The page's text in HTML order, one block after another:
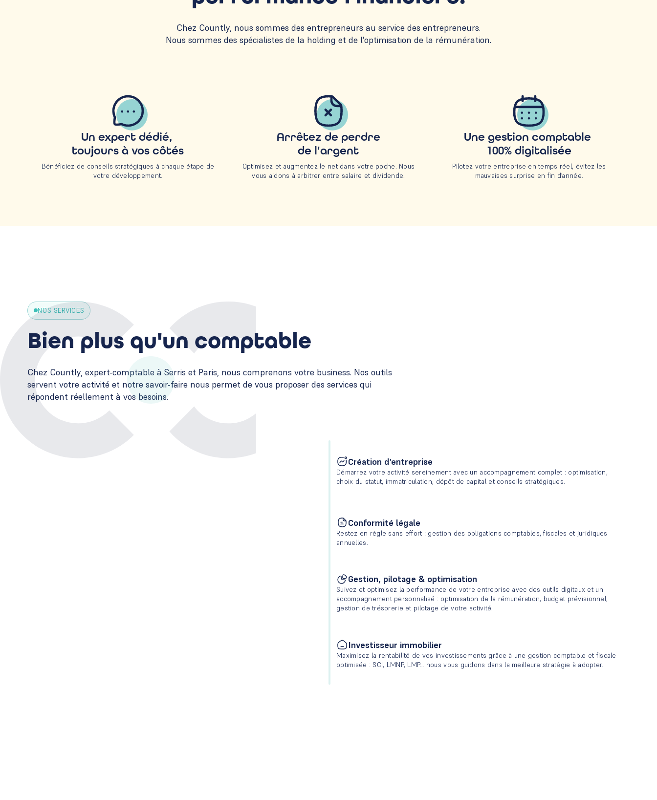
Chez Countly, nous sommes des entrepreneurs au service des entrepreneurs.
Nous sommes des spécialistes de la holding et de l'optimisation de la rémunération.
Un expert dédié,
toujours à vos côtés
Bénéficiez de conseils stratégiques à chaque étape de
votre développement.
Arrêtez de perdre
de l'argent
Optimisez et augmentez le net dans votre poche. Nous
vous aidons à arbitrer entre salaire et dividende.
Une gestion comptable
100% digitalisée
Pilotez votre entreprise en temps réel, évitez les
mauvaises surprise en fin d’année.
NOS SERVICES
Bien plus qu'un comptable
Chez Countly, expert-comptable à Serris et Paris, nous comprenons votre business. Nos outils
servent votre activité et notre savoir-faire nous permet de vous proposer des services qui
répondent réellement à vos besoins.
Création d’entreprise
Démarrez votre activité sereinement avec un accompagnement complet : optimisation,
choix du statut, immatriculation, dépôt de capital et conseils stratégiques.
Conformité légale
Restez en règle sans effort : gestion des obligations comptables, fiscales et juridiques
annuelles.
Gestion, pilotage & optimisation
Suivez et optimisez la performance de votre entreprise avec des outils digitaux et un
accompagnement personnalisé : optimisation de la rémunération, budget prévisionnel,
gestion de trésorerie et pilotage de votre activité.
Investisseur immobilier
Maximisez la rentabilité de vos investissements grâce à une gestion comptable et fiscale
optimisée : SCI, LMNP, LMP… nous vous guidons dans la meilleure stratégie à adopter.